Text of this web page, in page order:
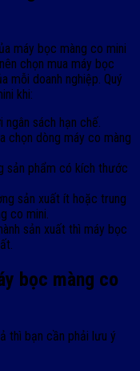
máy bọc màng co mini
chọn mua máy bọc
mỗi doanh nghiệp. Quý
khi:
sách hạn chế.
chọn dòng máy co màng
sản phẩm có kích thước
sản xuất ít hoặc trung
co mini.
sản xuất thì máy bọc
bọc màng co
thì bạn cần phải lưu ý